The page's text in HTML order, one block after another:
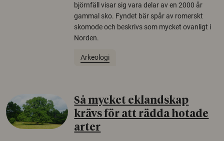
björnfäll visar sig vara delar av en 2000 år
gammal sko. Fyndet bär spår av romerskt
skomode och beskrivs som mycket ovanligt i
Norden.
Arkeologi
Så mycket eklandskap
krävs för att rädda hotade
arter